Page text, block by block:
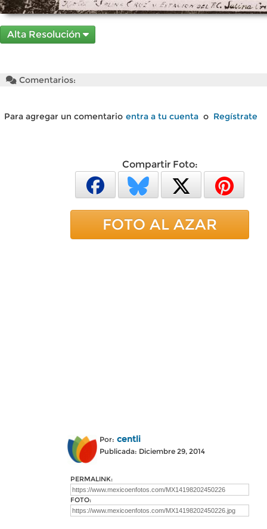
Alta Resolución
Comentarios:
Para agregar un comentario entra a tu cuenta o Regístrate
Compartir Foto:
FOTO AL AZAR
Por: centli
Publicada: Diciembre 29, 2014
PERMALINK:
FOTO: